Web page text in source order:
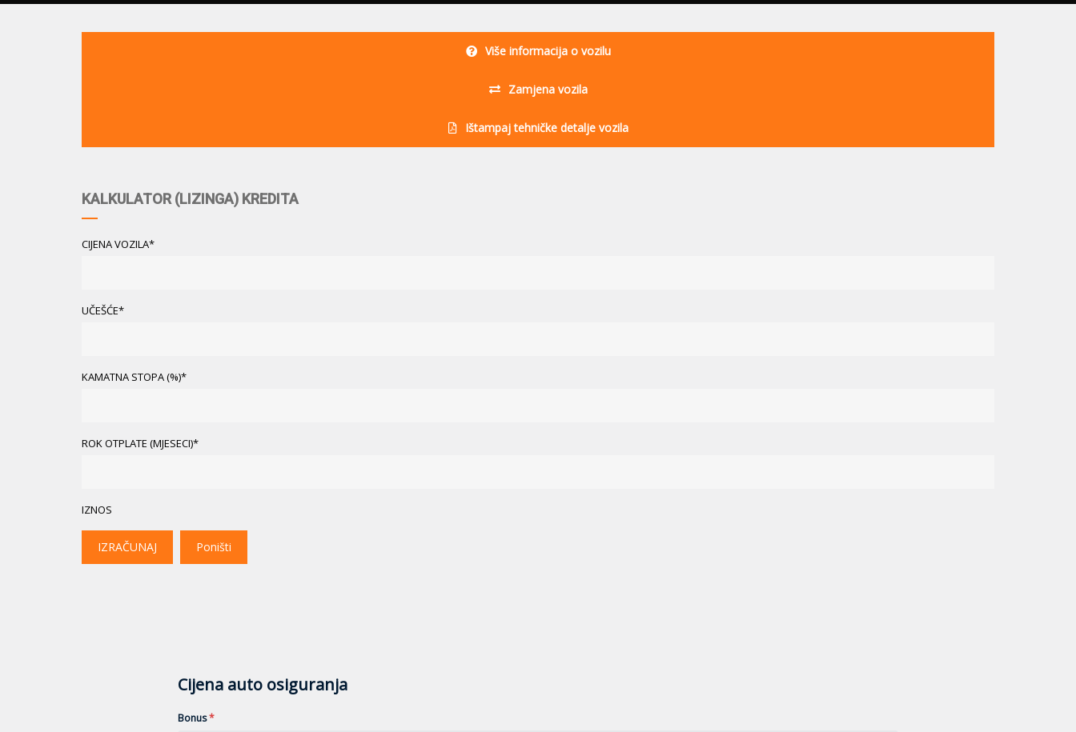
Više informacija o vozilu
Zamjena vozila
Ištampaj tehničke detalje vozila
KALKULATOR (LIZINGA) KREDITA
CIJENA VOZILA*
UČEŠĆE*
KAMATNA STOPA (%)*
ROK OTPLATE (MJESECI)*
IZNOS
IZRAČUNAJ Poništi
Cijena auto osiguranja
Bonus*